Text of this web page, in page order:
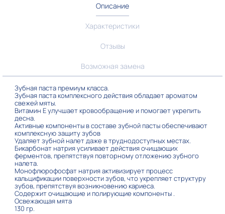
Описание
Характеристики
Отзывы
Возможная замена
Зубная паста премиум класса.
Зубная паста комплексного действия обладает ароматом
свежей мяты.
Витамин E улучшает кровообращение и помогает укрепить
десна.
Активные компоненты в составе зубной пасты обеспечивают
комплексную защиту зубов
Удаляет зубной налет даже в труднодоступных местах.
Бикарбонат натрия усиливает действия очищающих
ферментов, препятствуя повторному отложению зубного
налета.
Монофлюрофосфат натрия активизирует процесс
кальцификации поверхности зубов, что укрепляет структуру
зубов, препятствуя возникновению кариеса.
Содержит очищающие и полирующие компоненты .
Освежающая мята
130 гр.